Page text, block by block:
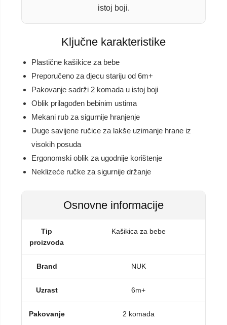
istoj boji.
Ključne karakteristike
Plastične kašikice za bebe
Preporučeno za djecu stariju od 6m+
Pakovanje sadrži 2 komada u istoj boji
Oblik prilagođen bebinim ustima
Mekani rub za sigurnije hranjenje
Duge savijene ručice za lakše uzimanje hrane iz
visokih posuda
Ergonomski oblik za ugodnije korištenje
Neklizeće ručke za sigurnije držanje
Osnovne informacije
Tip
proizvoda
Kašikica za bebe
Brand NUK
Uzrast 6m+
Pakovanje 2 komada